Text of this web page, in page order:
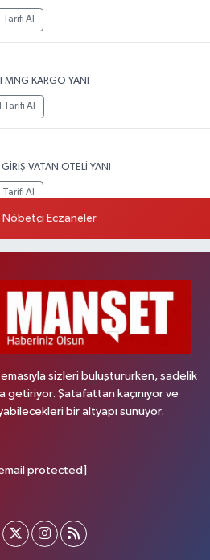
Tarifi Al
MNG KARGO YANI
Tarifi Al
VATAN OTELİ YANI
Tarifi Al
Nöbetçi Eczaneler
sizleri buluştururken, sadelik
getiriyor. Şatafattan kaçınıyor ve
bir altyapı sunuyor.
protected]